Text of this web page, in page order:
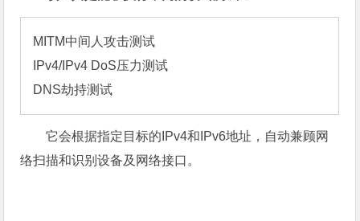
MITM中间人攻击测试
IPv4/IPv4 DoS压力测试
DNS劫持测试
它会根据指定目标的IPv4和IPv6地址，自动兼顾网
络扫描和识别设备及网络接口。